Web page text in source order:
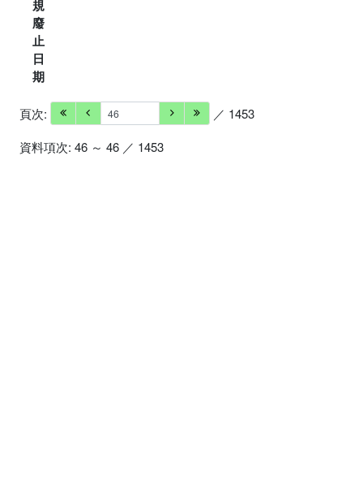
規
廢
止
日
期
頁次:
／ 1453
資料項次: 46 ～ 46 ／ 1453